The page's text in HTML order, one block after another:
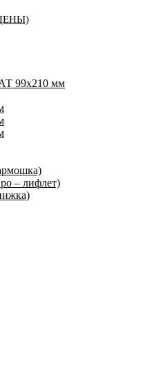
99х210 мм
– лифлет)